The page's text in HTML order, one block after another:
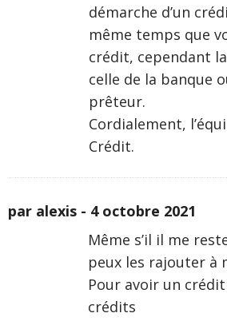
démarche d’un
même temps que
crédit, cependant
celle de la banque
prêteur.
Cordialement,
Crédit.
par alexis - 4 octobre 2021
Même s’il il me
peux les rajouter à
Pour avoir un
crédits